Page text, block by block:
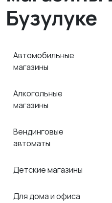
Бузулуке
Автомобильные
магазины
Алкогольные
магазины
Вендинговые
автоматы
Детские магазины
Для дома и офиса